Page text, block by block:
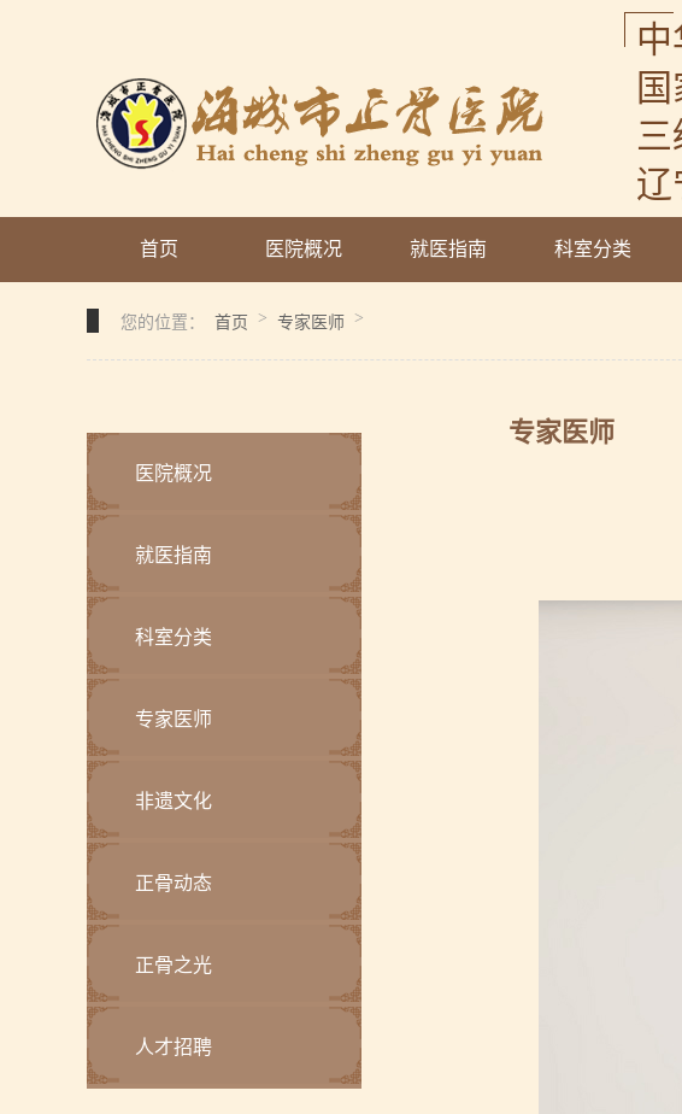
辽
首页 医院概况 就医指南 科室分类
您的位置： 首页 > 专家医师 >
医院概况
就医指南
科室分类
专家医师
非遗文化
正骨动态
正骨之光
人才招聘
专家医师